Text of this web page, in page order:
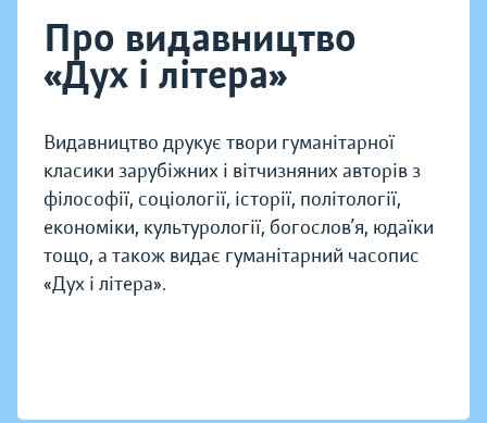
Про видавництво
«Дух і літера»
Видавництво друкує твори гуманітарної
класики зарубіжних і вітчизняних авторів з
філософії, соціології, історії, політології,
економіки, культурології, богослов’я, юдаїки
тощо, а також видає гуманітарний часопис
«Дух і літера».